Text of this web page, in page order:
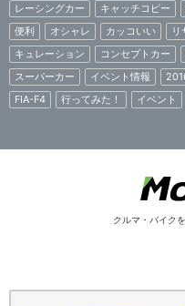
レーシングカー
キャッチコピー
便利
オシャレ カッコいい リ
キュレーション
コンセプトカー
スーパーカー
イベント情報
FIA-F4
行ってみた！ イベント
クルマ・バイク